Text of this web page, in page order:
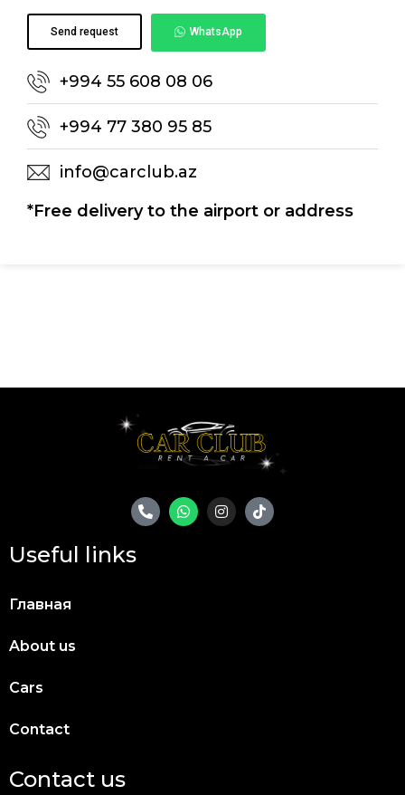
Send request WhatsApp
+994 55 608 08 06
+994 77 380 95 85
info@carclub.az
*Free delivery to the airport or address
Useful links
Главная
About us
Cars
Contact
Contact us